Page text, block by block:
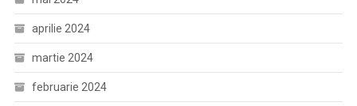
aprilie 2024
martie 2024
februarie 2024